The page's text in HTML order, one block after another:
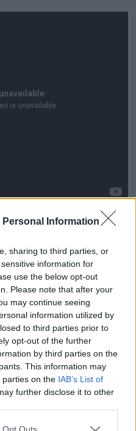
Personal Information
sharing to third parties, or
information for
use the below opt-out
Please note that after your
may continue seeing
information utilized by
to third parties prior to
opt-out of the further
by third parties on the
This information may
parties on the IAB’s List of
further disclose it to other
uses one or more Google
Pc-hez a Ps Guitar
Rock of Ages - 5.Rész